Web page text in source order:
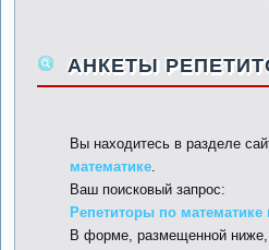
АНКЕТЫ
Вы находитесь в разделе
математике.
Ваш поисковый запрос:
Репетиторы по
В форме, размещенной ниже,